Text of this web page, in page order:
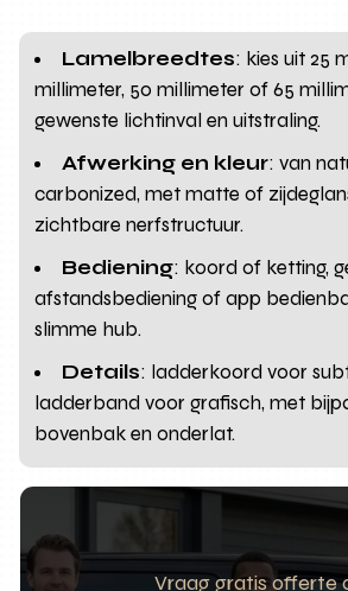
Lamelbreedtes: kies uit 25
millimeter, 50 millimeter of 65
gewenste lichtinval en uitstraling.
Afwerking en kleur: van
carbonized, met matte of
zichtbare nerfstructuur.
Bediening: koord of ketting,
afstandsbediening of app
slimme hub.
Details: ladderkoord voor
ladderband voor grafisch, met
bovenbak en onderlat.
Vraag gratis offerte